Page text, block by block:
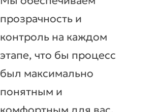
прозрачность и
контроль на каждом
этапе, что бы процесс
был максимально
понятным и